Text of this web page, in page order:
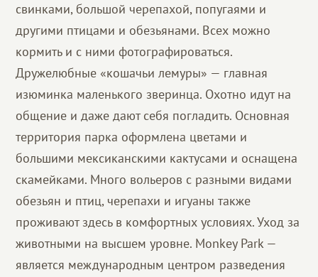
свинками, большой черепахой, попугаями и
другими птицами и обезьянами. Всех можно
кормить и с ними фотографироваться.
Дружелюбные «кошачьи лемуры» — главная
изюминка маленького зверинца. Охотно идут на
общение и даже дают себя погладить. Основная
территория парка оформлена цветами и
большими мексиканскими кактусами и оснащена
скамейками. Много вольеров с разными видами
обезьян и птиц, черепахи и игуаны также
проживают здесь в комфортных условиях. Уход за
животными на высшем уровне. Monkey Park —
является международным центром разведения